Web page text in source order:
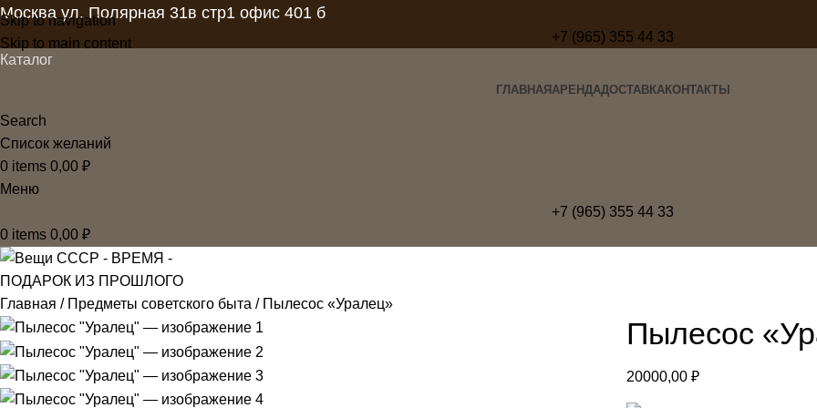
Skip to navigation
Skip to main content
Москва ул. Полярная 31в стр1 офис 401 б
+7 (965) 355 44 33
Каталог
ГЛАВНАЯАРЕНДАДОСТАВКАКОНТАКТЫ
Search
Список желаний
0 items 0,00 ₽
Меню
+7 (965) 355 44 33
0 items 0,00 ₽
Главная Предметы советского быта Пылесос «Уралец»
Пылесос
20000,00 ₽